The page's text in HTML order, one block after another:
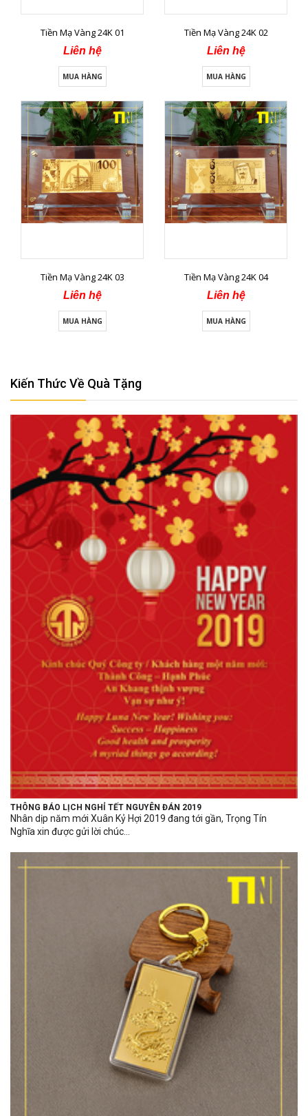
Tiền Mạ Vàng 24K 01
Liên hệ
MUA HÀNG
Tiền Mạ Vàng 24K 02
Liên hệ
MUA HÀNG
Tiền Mạ Vàng 24K 03
Liên hệ
MUA HÀNG
Tiền Mạ Vàng 24K 04
Liên hệ
MUA HÀNG
Kiến Thức Về Quà Tặng
THÔNG BÁO LỊCH NGHỈ TẾT NGUYÊN ĐÁN 2019
Nhân dịp năm mới Xuân Kỷ Hợi 2019 đang tới gần, Trọng Tín
Nghĩa xin được gửi lời chúc...